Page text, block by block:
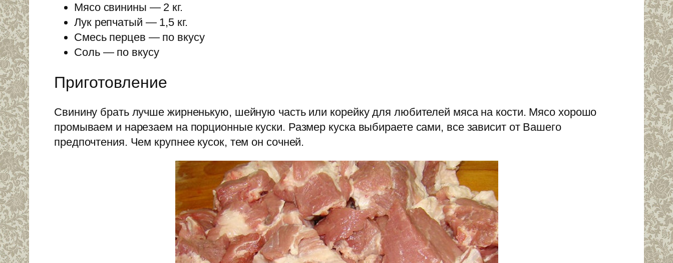
Мясо свинины — 2 кг.
Лук репчатый — 1,5 кг.
Смесь перцев — по вкусу
Соль — по вкусу
Приготовление
Свинину брать лучше жирненькую, шейную часть или корейку для любителей мяса на кости. Мясо хорошо
промываем и нарезаем на порционные куски. Размер куска выбираете сами, все зависит от Вашего
предпочтения. Чем крупнее кусок, тем он сочней.